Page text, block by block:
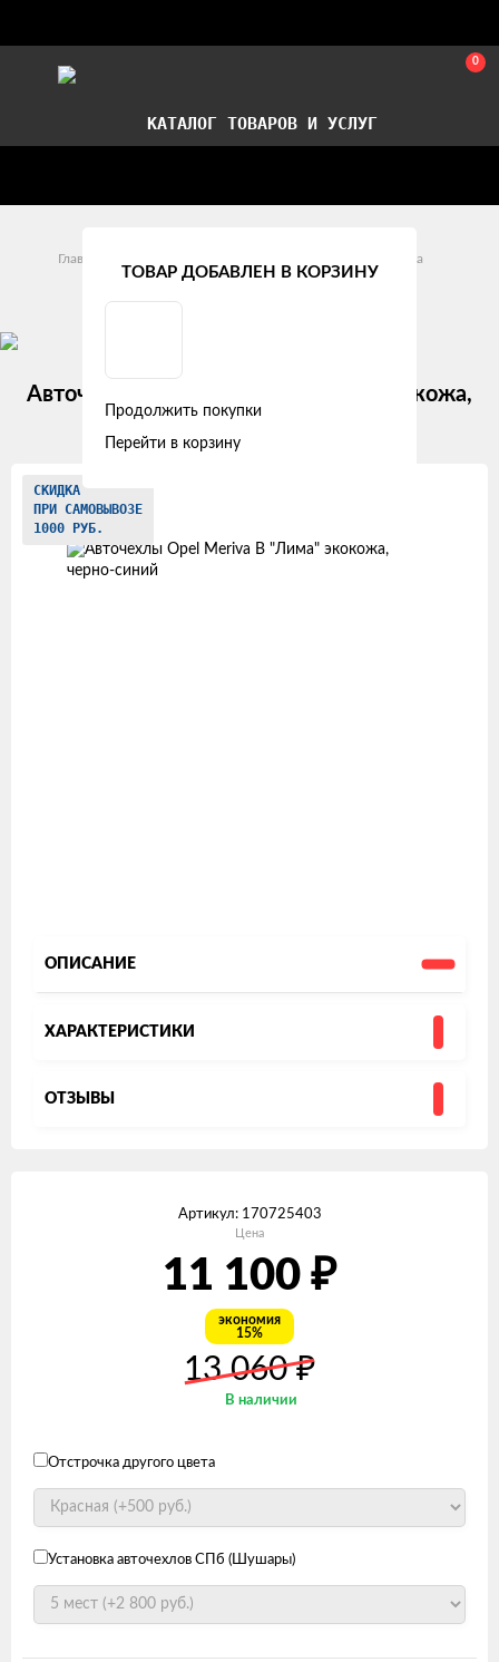
0
КАТАЛОГ ТОВАРОВ И УСЛУГ
Главная
Meriva
Opel Meriva B (2010 - 2014)
Авточехлы Opel Meriva B "Лима" экокожа,
черно-синий
Изображения
товаров
СКИДКА
ПРИ САМОВЫВОЗЕ
1000 РУБ.
ОПИСАНИЕ
ХАРАКТЕРИСТИКИ
ОТЗЫВЫ
Артикул: 170725403
Цена
11 100 ₽
экономия
15%
13 060₽
В наличии
Отстрочка другого цвета
Установка авточехлов СПб (Шушары)
ТОВАР ДОБАВЛЕН В КОРЗИНУ
Продолжить покупки
Перейти в корзину